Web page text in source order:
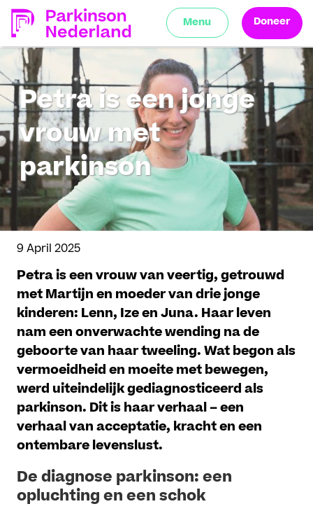
Menu Doneer
Petra is een jonge
vrouw met
parkinson
9 April 2025
Petra is een vrouw van veertig, getrouwd
met Martijn en moeder van drie jonge
kinderen: Lenn, Ize en Juna. Haar leven
nam een onverwachte wending na de
geboorte van haar tweeling. Wat begon als
vermoeidheid en moeite met bewegen,
werd uiteindelijk gediagnosticeerd als
parkinson. Dit is haar verhaal – een
verhaal van acceptatie, kracht en een
ontembare levenslust.
De diagnose parkinson: een
opluchting en een schok